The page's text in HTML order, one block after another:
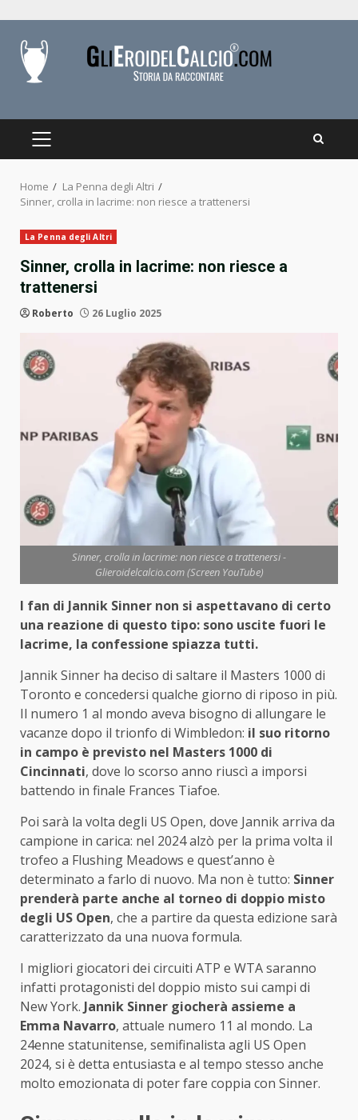
content
PRIMARY
Home
La Penna degli Altri
Sinner, crolla in lacrime: non riesce a trattenersi
La Penna degli Altri
Sinner, crolla in lacrime: non riesce a
trattenersi
Roberto 26 Luglio 2025
Sinner, crolla in lacrime: non riesce a trattenersi -
Glieroidelcalcio.com (Screen YouTube)
I fan di Jannik Sinner non si aspettavano di certo
una reazione di questo tipo: sono uscite fuori le
lacrime, la confessione spiazza tutti.
Jannik Sinner ha deciso di saltare il Masters 1000 di
Toronto e concedersi qualche giorno di riposo in più.
Il numero 1 al mondo aveva bisogno di allungare le
vacanze dopo il trionfo di Wimbledon: il suo ritorno
in campo è previsto nel Masters 1000 di
Cincinnati, dove lo scorso anno riuscì a imporsi
battendo in finale Frances Tiafoe.
Poi sarà la volta degli US Open, dove Jannik arriva da
campione in carica: nel 2024 alzò per la prima volta il
trofeo a Flushing Meadows e quest’anno è
determinato a farlo di nuovo. Ma non è tutto: Sinner
prenderà parte anche al torneo di doppio misto
degli US Open, che a partire da questa edizione sarà
caratterizzato da una nuova formula.
I migliori giocatori dei circuiti ATP e WTA saranno
infatti protagonisti del doppio misto sui campi di
New York. Jannik Sinner giocherà assieme a
Emma Navarro, attuale numero 11 al mondo. La
24enne statunitense, semifinalista agli US Open
2024, si è detta entusiasta e al tempo stesso anche
molto emozionata di poter fare coppia con Sinner.